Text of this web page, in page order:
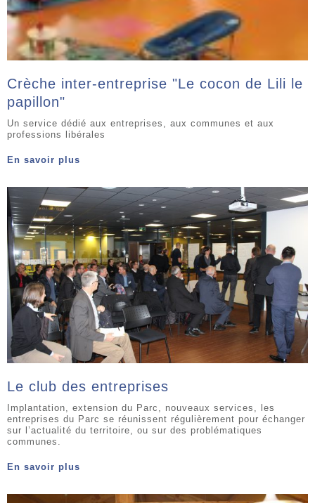
Crèche inter-entreprise "Le cocon de Lili le
papillon"
Un service dédié aux entreprises, aux communes et aux
professions libérales
En savoir plus
Le club des entreprises
Implantation, extension du Parc, nouveaux services, les
entreprises du Parc se réunissent régulièrement pour échanger
sur l’actualité du territoire, ou sur des problématiques
communes.
En savoir plus